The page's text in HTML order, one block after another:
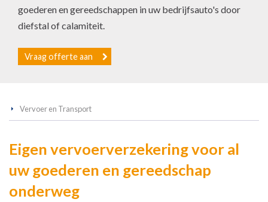
goederen en gereedschappen in uw bedrijfsauto's door
diefstal of calamiteit.
Vraag offerte aan
Vervoer en Transport
Eigen vervoerverzekering voor al
uw goederen en gereedschap
onderweg